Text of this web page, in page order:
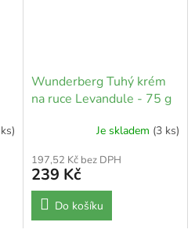
Wunderberg Tuhý krém
na ruce Levandule - 75 g
Je skladem (3 ks)
197,52 Kč bez DPH
239 Kč
Do košíku